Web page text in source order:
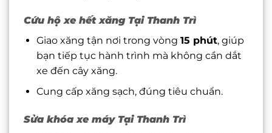
Cứu hộ xe hết xăng Tại Thanh Trì
Giao xăng tận nơi trong vòng 15 phút, giúp
bạn tiếp tục hành trình mà không cần dắt
xe đến cây xăng.
Cung cấp xăng sạch, đúng tiêu chuẩn.
Sửa khóa xe máy Tại Thanh Trì